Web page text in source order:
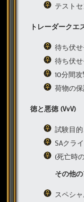
テスト
トレーダークエ
待ち伏
待ち伏
10分間
荷物の
徳と悪徳 (VvV)
試験目
SAクラ
(死亡時
その他
スペシ